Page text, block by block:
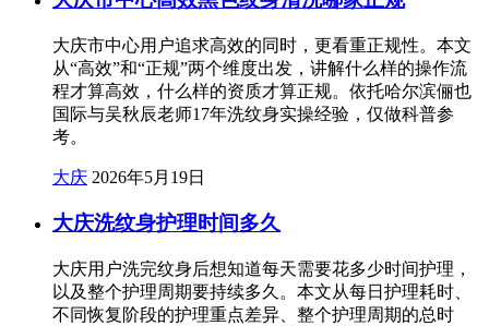
大庆市中心用户追求高效的同时，更看重正规性。本文
从“高效”和“正规”两个维度出发，讲解什么样的操作流
程才算高效，什么样的资质才算正规。依托哈尔滨俪也
国际与吴秋辰老师17年洗纹身实操经验，仅做科普参
考。
大庆 2026年5月19日
大庆洗纹身护理时间多久
大庆用户洗完纹身后想知道每天需要花多少时间护理，
以及整个护理周期要持续多久。本文从每日护理耗时、
不同恢复阶段的护理重点差异、整个护理周期的总时